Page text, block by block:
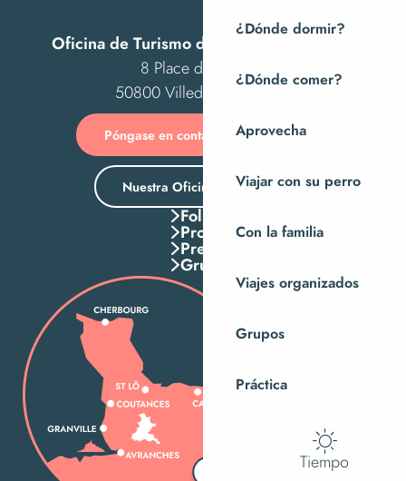
¿Dónde dormir?
¿Dónde comer?
Aprovecha
Viajar con su perro
Con la familia
Viajes organizados
Grupos
Práctica
Tiempo
Oficina de Turismo de Villedieu Intercom
8 Place des Costils
50800 Villedieu-les-Poêles
Póngase en contacto con nosotros
Nuestra Oficina de Turismo
Folletos
Pros
Press
Grupos